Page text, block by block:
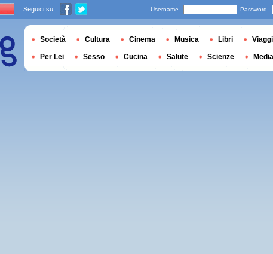
Seguici su Username Password
Società Cultura Cinema Musica Libri Viaggi
Per Lei Sesso Cucina Salute Scienze